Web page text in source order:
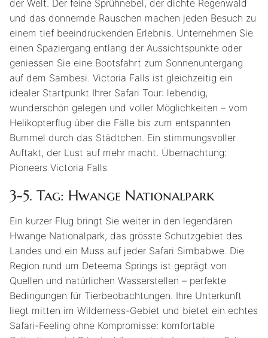
der Welt. Der feine Sprühnebel, der dichte Regenwald
und das donnernde Rauschen machen jeden Besuch zu
einem tief beeindruckenden Erlebnis. Unternehmen Sie
einen Spaziergang entlang der Aussichtspunkte oder
geniessen Sie eine Bootsfahrt zum Sonnenuntergang
auf dem Sambesi. Victoria Falls ist gleichzeitig ein
idealer Startpunkt Ihrer Safari Tour: lebendig,
wunderschön gelegen und voller Möglichkeiten – vom
Helikopterflug über die Fälle bis zum entspannten
Bummel durch das Städtchen. Ein stimmungsvoller
Auftakt, der Lust auf mehr macht. Übernachtung:
Pioneers Victoria Falls
3-5. Tag: Hwange Nationalpark
Ein kurzer Flug bringt Sie weiter in den legendären
Hwange Nationalpark, das grösste Schutzgebiet des
Landes und ein Muss auf jeder Safari Simbabwe. Die
Region rund um Deteema Springs ist geprägt von
Quellen und natürlichen Wasserstellen – perfekte
Bedingungen für Tierbeobachtungen. Ihre Unterkunft
liegt mitten im Wilderness-Gebiet und bietet ein echtes
Safari-Feeling ohne Kompromisse: komfortable